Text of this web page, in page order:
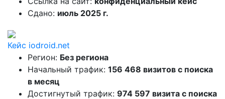
Сдано: июль 2025 г.
Кейс iodroid.net
Регион: Без региона
Начальный трафик: 156 468 визитов с поиска
в месяц
Достигнутый трафик: 974 597 визита с поиска